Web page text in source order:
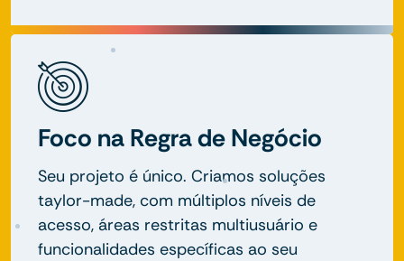
Foco na Regra de Negócio
Seu projeto é único. Criamos soluções
taylor-made, com múltiplos níveis de
acesso, áreas restritas multiusuário e
funcionalidades específicas ao seu